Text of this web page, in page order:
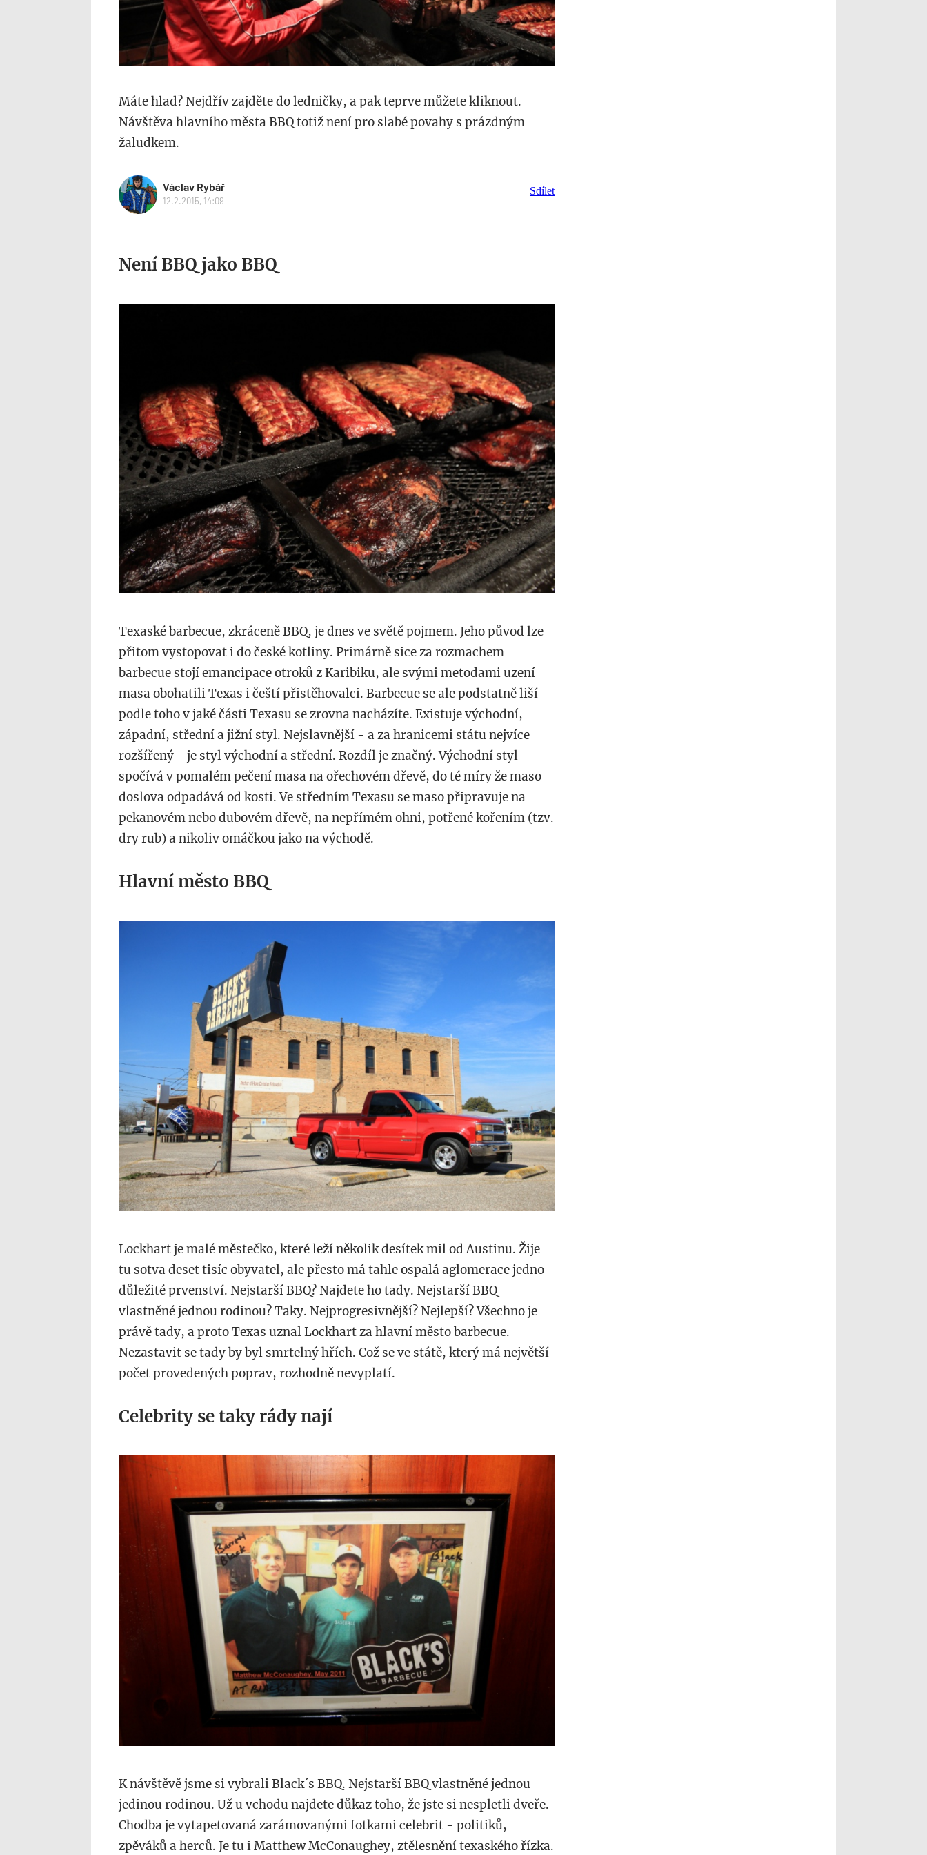
Máte hlad? Nejdřív zajděte do ledničky, a pak teprve můžete kliknout.
Návštěva hlavního města BBQ totiž není pro slabé povahy s prázdným
žaludkem.
Václav Rybář
12.2.2015, 14:09
Sdílet
Není BBQ jako BBQ
Texaské barbecue, zkráceně BBQ, je dnes ve světě pojmem. Jeho původ lze
přitom vystopovat i do české kotliny. Primárně sice za rozmachem
barbecue stojí emancipace otroků z Karibiku, ale svými metodami uzení
masa obohatili Texas i čeští přistěhovalci. Barbecue se ale podstatně liší
podle toho v jaké části Texasu se zrovna nacházíte. Existuje východní,
západní, střední a jižní styl. Nejslavnější - a za hranicemi státu nejvíce
rozšířený - je styl východní a střední. Rozdíl je značný. Východní styl
spočívá v pomalém pečení masa na ořechovém dřevě, do té míry že maso
doslova odpadává od kosti. Ve středním Texasu se maso připravuje na
pekanovém nebo dubovém dřevě, na nepřímém ohni, potřené kořením (tzv.
dry rub) a nikoliv omáčkou jako na východě.
Hlavní město BBQ
Lockhart je malé městečko, které leží několik desítek mil od Austinu. Žije
tu sotva deset tisíc obyvatel, ale přesto má tahle ospalá aglomerace jedno
důležité prvenství. Nejstarší BBQ? Najdete ho tady. Nejstarší BBQ
vlastněné jednou rodinou? Taky. Nejprogresivnější? Nejlepší? Všechno je
právě tady, a proto Texas uznal Lockhart za hlavní město barbecue.
Nezastavit se tady by byl smrtelný hřích. Což se ve státě, který má největší
počet provedených poprav, rozhodně nevyplatí.
Celebrity se taky rády nají
img_3015.jpg
K návštěvě jsme si vybrali Black´s BBQ. Nejstarší BBQ vlastněné jednou
jedinou rodinou. Už u vchodu najdete důkaz toho, že jste si nespletli dveře.
Chodba je vytapetovaná zarámovanými fotkami celebrit - politiků,
zpěváků a herců. Je tu i Matthew McConaughey, ztělesnění texaského řízka.